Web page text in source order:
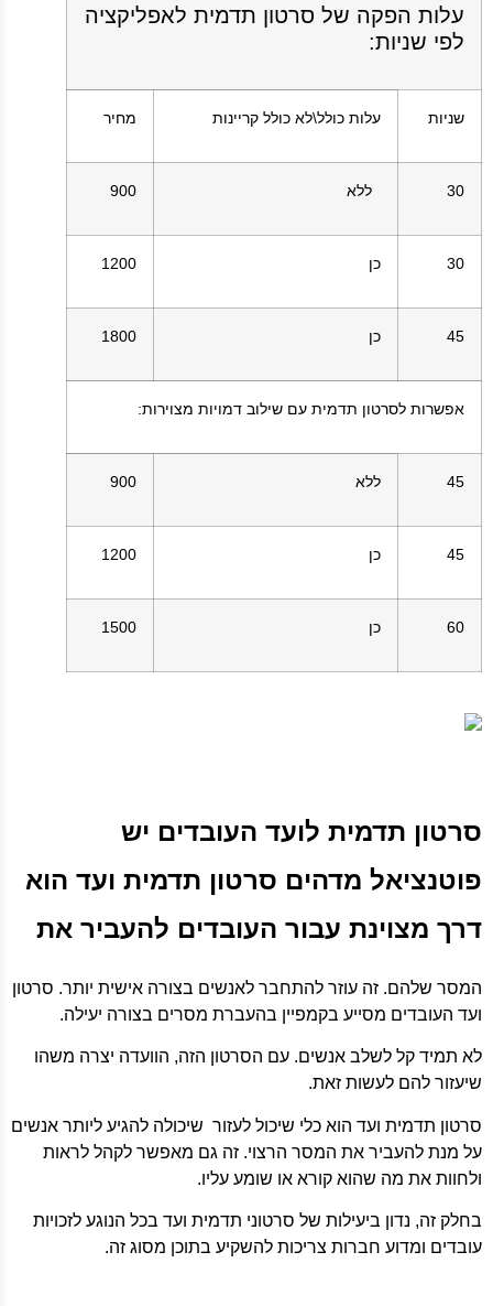
עלות הפקה של סרטון תדמית לאפליקציה
לפי שניות:
שניות עלות כולל\לא כולל קריינות מחיר
30 ללא 900
30 כן 1200
45 כן 1800
אפשרות לסרטון תדמית עם שילוב דמויות מצוירות:
45 ללא 900
45 כן 1200
60 כן 1500
סרטון תדמית לועד העובדים יש
פוטנציאל מדהים סרטון תדמית ועד הוא
דרך מצוינת עבור העובדים להעביר את
המסר שלהם. זה עוזר להתחבר לאנשים בצורה אישית יותר. סרטון
ועד העובדים מסייע בקמפיין בהעברת מסרים בצורה יעילה.
לא תמיד קל לשלב אנשים. עם הסרטון הזה, הוועדה יצרה משהו
שיעזור להם לעשות זאת.
סרטון תדמית ועד הוא כלי שיכול לעזור שיכולה להגיע ליותר אנשים
על מנת להעביר את המסר הרצוי. זה גם מאפשר לקהל לראות
ולחוות את מה שהוא קורא או שומע עליו.
בחלק זה, נדון ביעילות של סרטוני תדמית ועד בכל הנוגע לזכויות
עובדים ומדוע חברות צריכות להשקיע בתוכן מסוג זה.